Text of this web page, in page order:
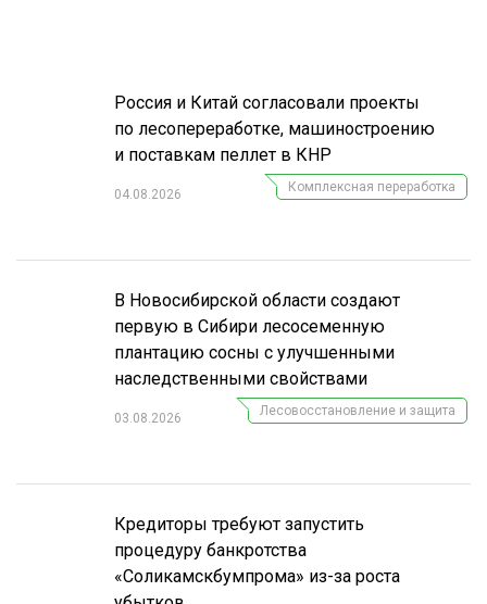
Россия и Китай согласовали проекты
по лесопереработке, машиностроению
и поставкам пеллет в КНР
04.08.2026
Комплексная переработка
В Новосибирской области создают
первую в Сибири лесосеменную
плантацию сосны с улучшенными
наследственными свойствами
03.08.2026
Лесовосстановление и защита
Кредиторы требуют запустить
процедуру банкротства
«Соликамскбумпрома» из-за роста